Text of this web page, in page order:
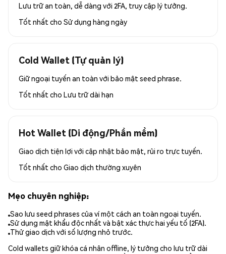
Lưu trữ an toàn, dễ dàng với 2FA, truy cập lý tưởng.
Tốt nhất cho Sử dụng hàng ngày
Cold Wallet (Tự quản lý)
Giữ ngoại tuyến an toàn với bảo mật seed phrase.
Tốt nhất cho Lưu trữ dài hạn
Hot Wallet (Di động/Phần mềm)
Giao dịch tiện lợi với cập nhật bảo mật, rủi ro trực tuyến.
Tốt nhất cho Giao dịch thường xuyên
Mẹo chuyên nghiệp:
Sao lưu seed phrases của ví một cách an toàn ngoại tuyến.
Sử dụng mật khẩu độc nhất và bật xác thực hai yếu tố (2FA).
Thử giao dịch với số lượng nhỏ trước.
Cold wallets giữ khóa cá nhân offline, lý tưởng cho lưu trữ dài